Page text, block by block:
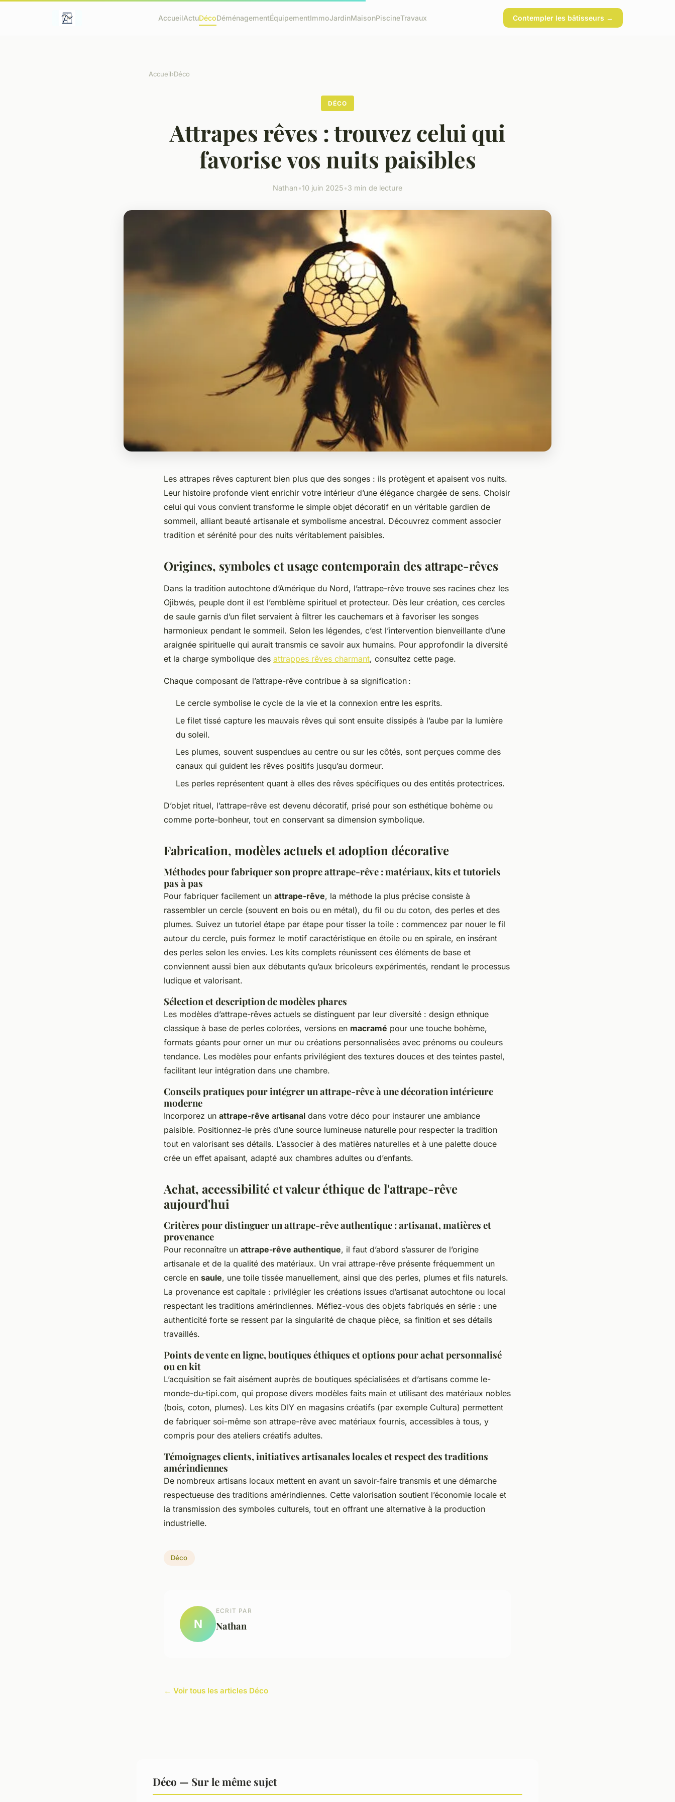
AccueilActuDécoDéménagementÉquipementImmoJardinMaisonPiscineTravaux Contempler les bâtisseurs →
Accueil›Déco
DÉCO
Attrapes rêves : trouvez celui qui
favorise vos nuits paisibles
Nathan•10 juin 2025•3 min de lecture
Les attrapes rêves capturent bien plus que des songes : ils protègent et apaisent vos nuits.
Leur histoire profonde vient enrichir votre intérieur d’une élégance chargée de sens. Choisir
celui qui vous convient transforme le simple objet décoratif en un véritable gardien de
sommeil, alliant beauté artisanale et symbolisme ancestral. Découvrez comment associer
tradition et sérénité pour des nuits véritablement paisibles.
Origines, symboles et usage contemporain des attrape-rêves
Dans la tradition autochtone d’Amérique du Nord, l’attrape-rêve trouve ses racines chez les
Ojibwés, peuple dont il est l’emblème spirituel et protecteur. Dès leur création, ces cercles
de saule garnis d’un filet servaient à filtrer les cauchemars et à favoriser les songes
harmonieux pendant le sommeil. Selon les légendes, c’est l’intervention bienveillante d’une
araignée spirituelle qui aurait transmis ce savoir aux humains. Pour approfondir la diversité
et la charge symbolique des attrappes rêves charmant, consultez cette page.
Chaque composant de l’attrape-rêve contribue à sa signification :
Le cercle symbolise le cycle de la vie et la connexion entre les esprits.
Le filet tissé capture les mauvais rêves qui sont ensuite dissipés à l’aube par la lumière
du soleil.
Les plumes, souvent suspendues au centre ou sur les côtés, sont perçues comme des
canaux qui guident les rêves positifs jusqu’au dormeur.
Les perles représentent quant à elles des rêves spécifiques ou des entités protectrices.
D’objet rituel, l’attrape-rêve est devenu décoratif, prisé pour son esthétique bohème ou
comme porte-bonheur, tout en conservant sa dimension symbolique.
Fabrication, modèles actuels et adoption décorative
Méthodes pour fabriquer son propre attrape-rêve : matériaux, kits et tutoriels
pas à pas
Pour fabriquer facilement un attrape-rêve, la méthode la plus précise consiste à
rassembler un cercle (souvent en bois ou en métal), du fil ou du coton, des perles et des
plumes. Suivez un tutoriel étape par étape pour tisser la toile : commencez par nouer le fil
autour du cercle, puis formez le motif caractéristique en étoile ou en spirale, en insérant
des perles selon les envies. Les kits complets réunissent ces éléments de base et
conviennent aussi bien aux débutants qu’aux bricoleurs expérimentés, rendant le processus
ludique et valorisant.
Sélection et description de modèles phares
Les modèles d’attrape-rêves actuels se distinguent par leur diversité : design ethnique
classique à base de perles colorées, versions en macramé pour une touche bohème,
formats géants pour orner un mur ou créations personnalisées avec prénoms ou couleurs
tendance. Les modèles pour enfants privilégient des textures douces et des teintes pastel,
facilitant leur intégration dans une chambre.
Conseils pratiques pour intégrer un attrape-rêve à une décoration intérieure
moderne
Incorporez un attrape-rêve artisanal dans votre déco pour instaurer une ambiance
paisible. Positionnez-le près d’une source lumineuse naturelle pour respecter la tradition
tout en valorisant ses détails. L’associer à des matières naturelles et à une palette douce
crée un effet apaisant, adapté aux chambres adultes ou d’enfants.
Achat, accessibilité et valeur éthique de l'attrape-rêve
aujourd'hui
Critères pour distinguer un attrape-rêve authentique : artisanat, matières et
provenance
Pour reconnaître un attrape-rêve authentique, il faut d’abord s’assurer de l’origine
artisanale et de la qualité des matériaux. Un vrai attrape-rêve présente fréquemment un
cercle en saule, une toile tissée manuellement, ainsi que des perles, plumes et fils naturels.
La provenance est capitale : privilégier les créations issues d’artisanat autochtone ou local
respectant les traditions amérindiennes. Méfiez-vous des objets fabriqués en série : une
authenticité forte se ressent par la singularité de chaque pièce, sa finition et ses détails
travaillés.
Points de vente en ligne, boutiques éthiques et options pour achat personnalisé
ou en kit
L’acquisition se fait aisément auprès de boutiques spécialisées et d’artisans comme le-
monde-du-tipi.com, qui propose divers modèles faits main et utilisant des matériaux nobles
(bois, coton, plumes). Les kits DIY en magasins créatifs (par exemple Cultura) permettent
de fabriquer soi-même son attrape-rêve avec matériaux fournis, accessibles à tous, y
compris pour des ateliers créatifs adultes.
Témoignages clients, initiatives artisanales locales et respect des traditions
amérindiennes
De nombreux artisans locaux mettent en avant un savoir-faire transmis et une démarche
respectueuse des traditions amérindiennes. Cette valorisation soutient l’économie locale et
la transmission des symboles culturels, tout en offrant une alternative à la production
industrielle.
Déco
N
ECRIT PAR
Nathan
← Voir tous les articles Déco
Déco — Sur le même sujet